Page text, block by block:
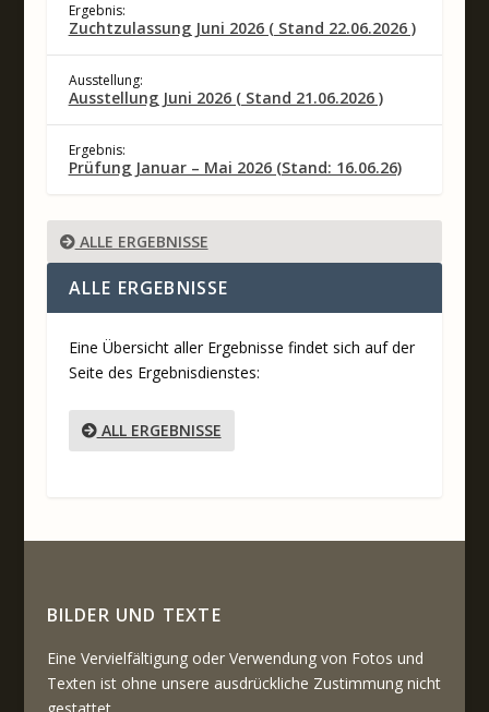
Ergebnis:
Zuchtzulassung Juni 2026 ( Stand 22.06.2026 )
Ausstellung:
Ausstellung Juni 2026 ( Stand 21.06.2026 )
Ergebnis:
Prüfung Januar – Mai 2026 (Stand: 16.06.26)
ALLE ERGEBNISSE
ALLE ERGEBNISSE
Eine Übersicht aller Ergebnisse findet sich auf der
Seite des Ergebnisdienstes:
ALL ERGEBNISSE
BILDER UND TEXTE
Eine Vervielfältigung oder Verwendung von Fotos und
Texten ist ohne unsere ausdrückliche Zustimmung nicht